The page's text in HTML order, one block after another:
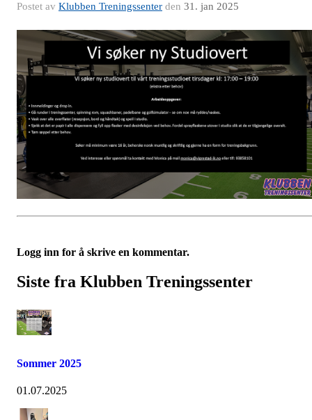
Postet av Klubben Treningssenter den 31. jan 2025
Logg inn for å skrive en kommentar.
Siste fra Klubben Treningssenter
Sommer 2025
01.07.2025